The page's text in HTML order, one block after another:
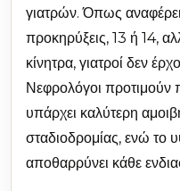
γιατρών. Όπως
προκηρύξεις, 13 ή 14,
κίνητρα, γιατροί δεν
Νεφρολόγοι
υπάρχει καλύτερη
σταδιοδρομίας, ενώ το
αποθαρρύνει κάθε